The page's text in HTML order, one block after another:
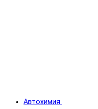
Автохимия